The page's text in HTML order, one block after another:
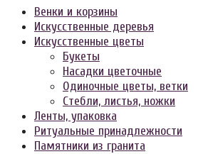
Венки и корзины
Искусственные деревья
Искусственные цветы
Букеты
Насадки цветочные
Одиночные цветы, ветки
Стебли, листья, ножки
Ленты, упаковка
Ритуальные принадлежности
Памятники из гранита